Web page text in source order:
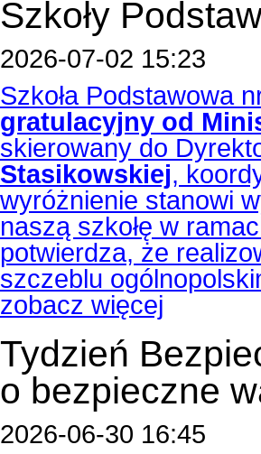
Szkoły
2026-07-02 15:23
Szkoła Podstawowa
gratulacyjny od
skierowany do
Stasikowskiej,
wyróżnienie stanowi
naszą szkołę w
potwierdza, że
szczeblu
zobacz więcej
Tydzień
o bezpieczne
2026-06-30 16:45